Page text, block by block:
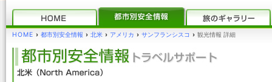
HOME › 都市別安全情報 › 北米 › アメリカ › サンフランシスコ › 観光情報 詳細